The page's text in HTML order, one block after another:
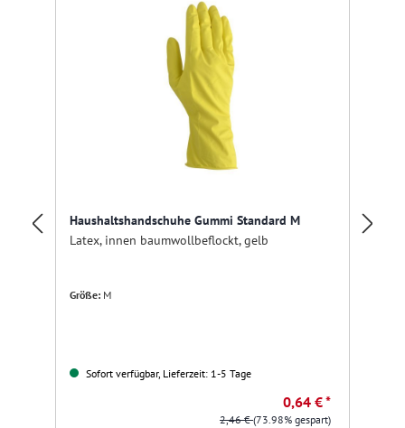
Haushaltshandschuhe Gummi Standard M
Latex, innen baumwollbeflockt, gelb
Größe: M
Sofort verfügbar, Lieferzeit: 1-5 Tage
0,64 € *
2,46 €(73.98% gespart)